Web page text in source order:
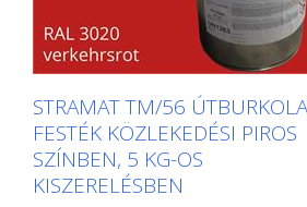
STRAMAT TM/56
FESTÉK KÖZLEKEDÉSI PIROS
SZÍNBEN, 5 KG-OS
KISZERELÉSBEN